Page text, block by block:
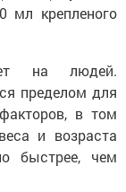
мл крепленого
на людей.
пределом для
в том
и возраста
быстрее, чем